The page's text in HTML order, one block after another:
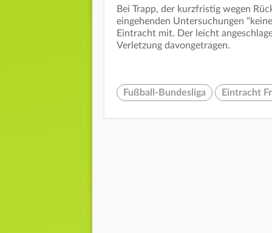
Bei Trapp, der kurzfristig wegen
eingehenden Untersuchungen
Eintracht mit. Der leicht
Verletzung davongetragen.
Fußball-Bundesliga Eintracht